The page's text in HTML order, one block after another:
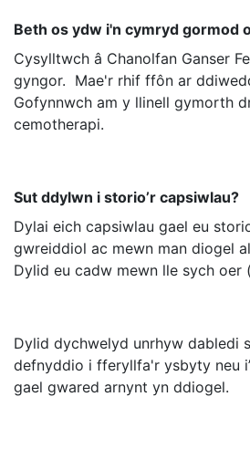
Beth os ydw i'n cymryd gormod
Cysylltwch â Chanolfan Ganser
gyngor. Mae'r rhif ffôn ar
Gofynnwch am y llinell gymorth
cemotherapi.
Sut ddylwn i storio’r capsiwlau?
Dylai eich capsiwlau gael eu
gwreiddiol ac mewn man diogel
Dylid eu cadw mewn lle sych oer
Dylid dychwelyd unrhyw dabledi
defnyddio i fferyllfa'r ysbyty neu
gael gwared arnynt yn ddiogel.